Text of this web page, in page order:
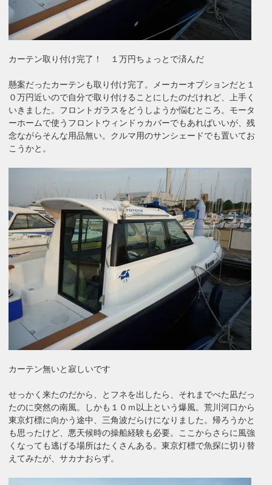
カーテン取り付け完了！ １万円ちょっとで済んだ
懸案だったカーテンも取り付け完了。メーカーオプションだと１
０万円近いので自分で取り付けることにしたのだけれど、上手く
いきました。フロントガラスをどうしようか悩むところ。モータ
ーホームで使うフロントウィンドゥカバーでもあればいいが、残
念ながらそんな用品無い。クルマ用のサンシェードでも置いてお
こうかと。
カーテン無いと寂しいです
せっかく来たのだから、とフネを出したら、それまでべた凪だっ
たのに突然の南風。しかも１０ｍ以上という爆風。荒川河口から
東京灯標に向かう途中、三角波だらけになりました。帰ろうかと
も思ったけど、悪天候時の操船経験も必要。ここからさらに風強
くなっても逃げる場所はたくさんある。東京灯標で魚探に切り替
えてみたが、サカナおらず。